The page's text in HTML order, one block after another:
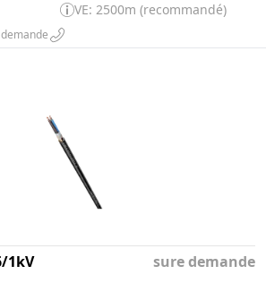
VE: 2500m (recommandé)
1kV
sure demande